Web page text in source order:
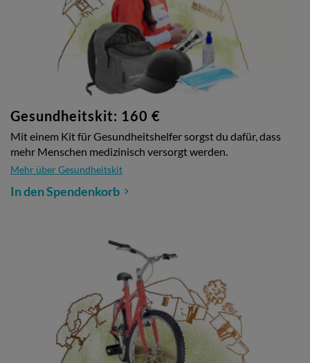
Gesundheitskit: 160 €
Mit einem Kit für Gesundheitshelfer sorgst du dafür, dass
mehr Menschen medizinisch versorgt werden.
Mehr über Gesundheitskit
In den Spendenkorb